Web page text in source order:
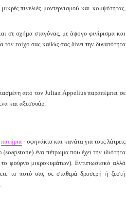
πινελιές μοντερνισμού και κομψότητας,
σε σχήμα σταγόνας, με άψογο φινίρισμα και
τον τοίχο σας καθώς σας δίνει την δυνατότητα
από τον Julian Appelius παραπέμπει σε
και αξεσουάρ.
ποτήρια- σφηνάκια και κανάτα για τους λάτρεις
ένα πέτρωμα που έχει την ιδιότητα
φούρνο μικροκυμάτων). Εντυπωσιακό αλλά
το ποτό σας σε σταθερά δροσερή ή ζεστή